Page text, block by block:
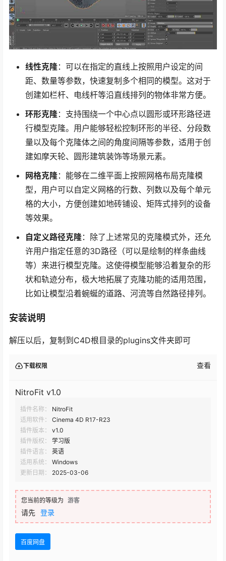
线性克隆：可以在指定的直线上按照用户设定的间
距、数量等参数，快速复制多个相同的模型。这对于
创建如栏杆、电线杆等沿直线排列的物体非常方便。
环形克隆：支持围绕一个中心点以圆形或环形路径进
行模型克隆。用户能够轻松控制环形的半径、分段数
量以及每个克隆体之间的角度间隔等参数，适用于创
建如摩天轮、圆形建筑装饰等场景元素。
网格克隆：能够在二维平面上按照网格布局克隆模
型，用户可以自定义网格的行数、列数以及每个单元
格的大小，方便创建如地砖铺设、矩阵式排列的设备
等效果。
自定义路径克隆：除了上述常见的克隆模式外，还允
许用户指定任意的3D路径（可以是绘制的样条曲线
等）来进行模型克隆。这使得模型能够沿着复杂的形
状和轨迹分布，极大地拓展了克隆功能的适用范围，
比如让模型沿着蜿蜒的道路、河流等自然路径排列。
安装说明
解压以后，复制到C4D根目录的plugins文件夹即可
下载权限 查看
NitroFit v1.0
插件名称：
NitroFit
适用软件：
Cinema 4D R17-R23
插件版本：
v1.0
插件版权：
学习版
插件语言：
英语
适用系统：
Windows
更新日期：
2025-03-06
您当前的等级为 游客
请先 登录
百度网盘